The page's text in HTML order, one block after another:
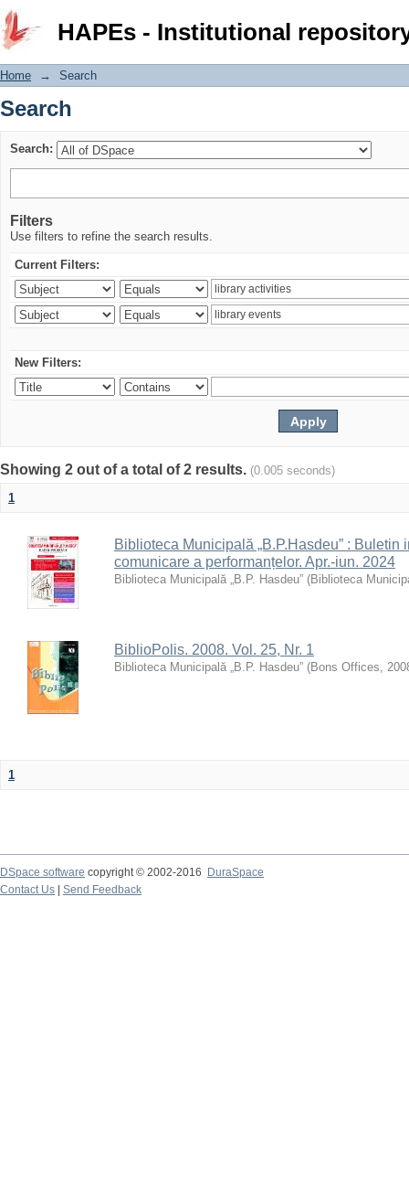
HAPEs - Institutional
Search
Home → Search
Search
Search:
Filters
Use filters to refine the search results.
Current Filters:
New Filters:
Showing 2 out of a total of 2 results. (0.005 seconds)
1
Biblioteca Municipală „B.P.Hasdeu” : Buletin
comunicare a performanțelor. Apr.-iun. 2024
Biblioteca Municipală „B.P. Hasdeu” (Biblioteca
BiblioPolis. 2008. Vol. 25, Nr. 1
Biblioteca Municipală „B.P. Hasdeu” (Bons Offices,
1
DSpace software copyright © 2002-2016
DuraSpace
Contact Us
Send Feedback